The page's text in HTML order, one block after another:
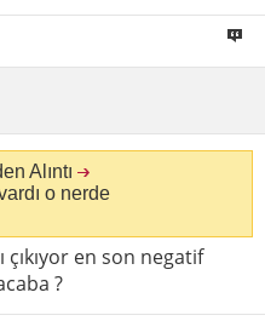
Alıntı
o nerde
en son negatif
?